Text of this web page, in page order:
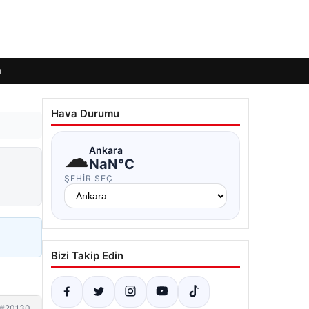
Hava Durumu
☁Ankara
NaN°C
ŞEHIR SEÇ
Bizi Takip Edin